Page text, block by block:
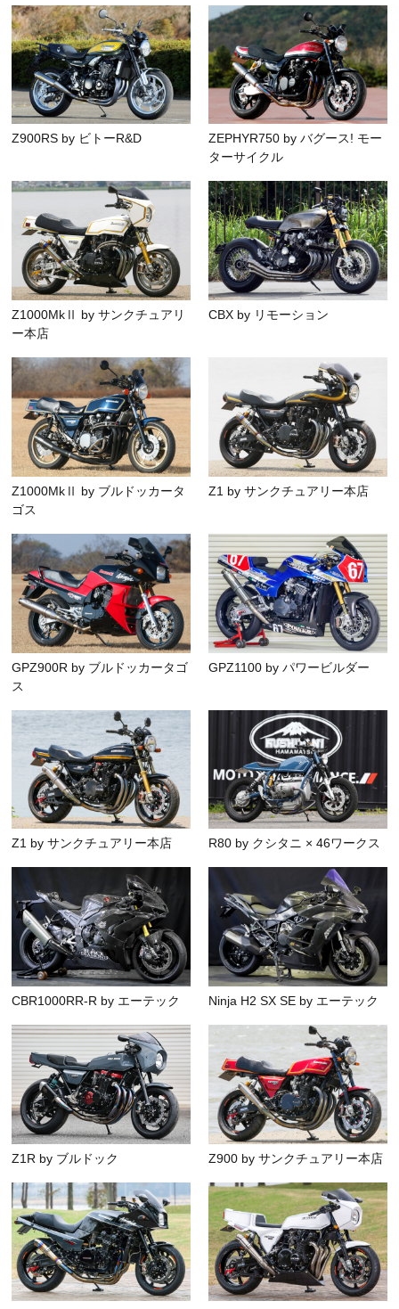
Z900RS by ビトーR&D
ZEPHYR750 by バグース! モー
ターサイクル
Z1000MkⅡ by サンクチュアリ
ー本店
CBX by リモーション
Z1000MkⅡ by ブルドッカータ
ゴス
Z1 by サンクチュアリー本店
GPZ900R by ブルドッカータゴ
ス
GPZ1100 by パワービルダー
Z1 by サンクチュアリー本店 R80 by クシタニ × 46ワークス
CBR1000RR-R by エーテック Ninja H2 SX SE by エーテック
Z1R by ブルドック Z900 by サンクチュアリー本店